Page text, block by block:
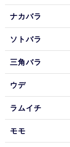
ナカバラ
ソトバラ
三角バラ
ウデ
ラムイチ
モモ